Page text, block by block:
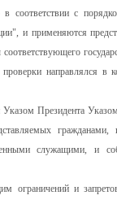
соответствии с
и применяются
направлялся
Президента
служащими, и
ограничений и